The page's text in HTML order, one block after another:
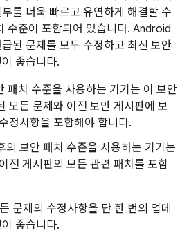
를 더욱 빠르고 유연하게 해결할 수
수준이 포함되어 있습니다. Android
된 문제를 모두 수정하고 최신 보안
좋습니다.
치 수준을 사용하는 기기는 이 보안
모든 문제와 이전 보안 게시판에 보
정사항을 포함해야 합니다.
보안 패치 수준을 사용하는 기기는
전 게시판의 모든 관련 패치를 포함
문제의 수정사항을 단 한 번의 업데
좋습니다.